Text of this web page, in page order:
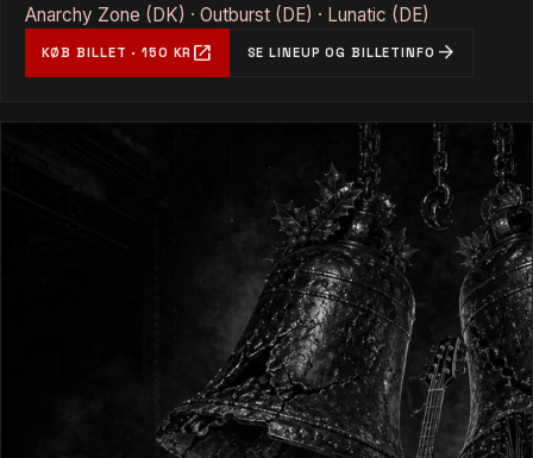
Anarchy Zone (DK) · Outburst (DE) · Lunatic (DE)
KØB BILLET · 150 KR open_in_new SE LINEUP OG BILLETINFO arrow_forward